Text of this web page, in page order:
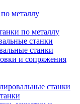
металлу
по металлу
станки
станки
и сопряжения
станки